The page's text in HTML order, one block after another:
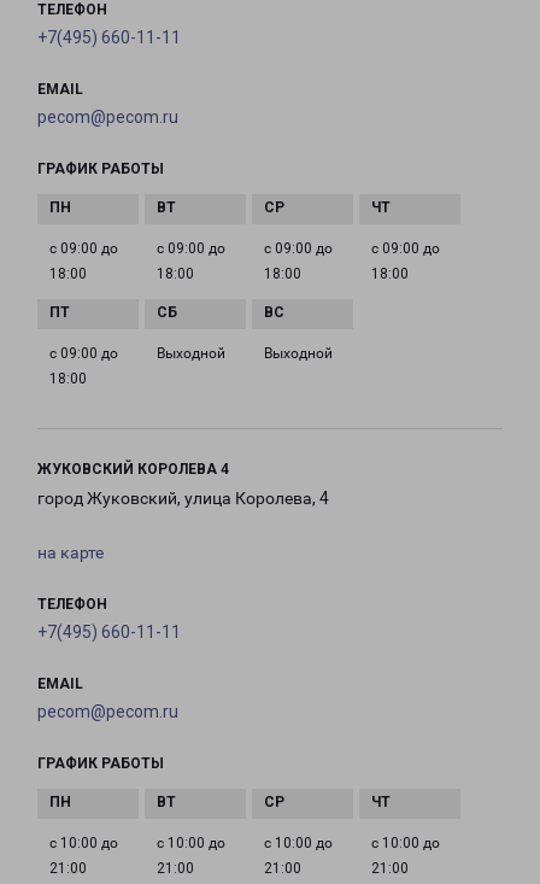
ТЕЛЕФОН
+7(495) 660-11-11
EMAIL
pecom@pecom.ru
ГРАФИК РАБОТЫ
с 09:00 до
18:00
с 09:00 до
18:00
с 09:00 до
18:00
с 09:00 до
18:00
с 09:00 до
18:00
Выходной Выходной
ЖУКОВСКИЙ КОРОЛЕВА 4
город Жуковский, улица Королева, 4
на карте
ТЕЛЕФОН
+7(495) 660-11-11
EMAIL
pecom@pecom.ru
ГРАФИК РАБОТЫ
с 10:00 до
21:00
с 10:00 до
21:00
с 10:00 до
21:00
с 10:00 до
21:00